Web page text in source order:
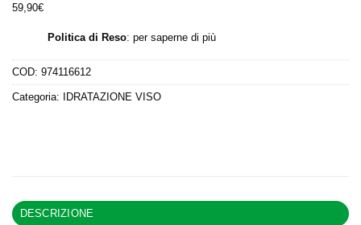
59,90€
Politica di Reso: per saperne di più
COD: 974116612
Categoria: IDRATAZIONE VISO
DESCRIZIONE